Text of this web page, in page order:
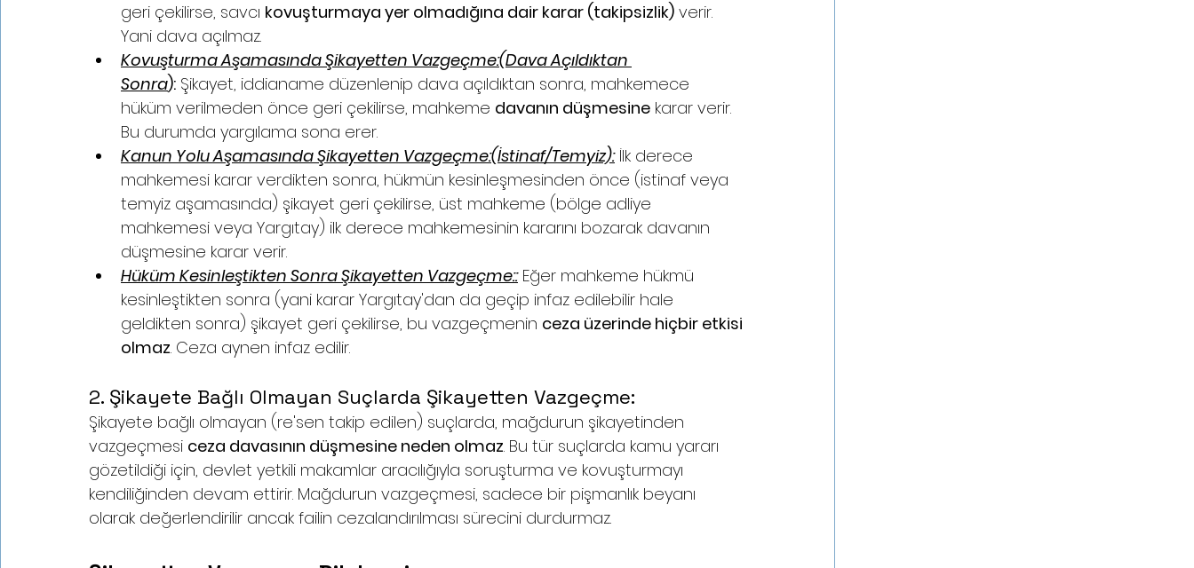
geri çekilirse, savcı kovuşturmaya yer olmadığına dair karar (takipsizlik) verir.
Yani dava açılmaz.
Kovuşturma Aşamasında Şikayetten Vazgeçme:(Dava Açıldıktan
Sonra): Şikayet, iddianame düzenlenip dava açıldıktan sonra, mahkemece
hüküm verilmeden önce geri çekilirse, mahkeme davanın düşmesine karar verir.
Bu durumda yargılama sona erer.
Kanun Yolu Aşamasında Şikayetten Vazgeçme:(İstinaf/Temyiz): İlk derece
mahkemesi karar verdikten sonra, hükmün kesinleşmesinden önce (istinaf veya
temyiz aşamasında) şikayet geri çekilirse, üst mahkeme (bölge adliye
mahkemesi veya Yargıtay) ilk derece mahkemesinin kararını bozarak davanın
düşmesine karar verir.
Hüküm Kesinleştikten Sonra Şikayetten Vazgeçme:: Eğer mahkeme hükmü
kesinleştikten sonra (yani karar Yargıtay'dan da geçip infaz edilebilir hale
geldikten sonra) şikayet geri çekilirse, bu vazgeçmenin ceza üzerinde hiçbir etkisi
olmaz. Ceza aynen infaz edilir.
2. Şikayete Bağlı Olmayan Suçlarda Şikayetten Vazgeçme:
Şikayete bağlı olmayan (re'sen takip edilen) suçlarda, mağdurun şikayetinden
vazgeçmesi ceza davasının düşmesine neden olmaz. Bu tür suçlarda kamu yararı
gözetildiği için, devlet yetkili makamlar aracılığıyla soruşturma ve kovuşturmayı
kendiliğinden devam ettirir. Mağdurun vazgeçmesi, sadece bir pişmanlık beyanı
olarak değerlendirilir ancak failin cezalandırılması sürecini durdurmaz.